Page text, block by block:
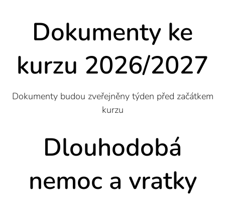
Dokumenty ke
kurzu 2026/2027
Dokumenty budou zveřejněny týden před začátkem
kurzu
Dlouhodobá
nemoc a vratky